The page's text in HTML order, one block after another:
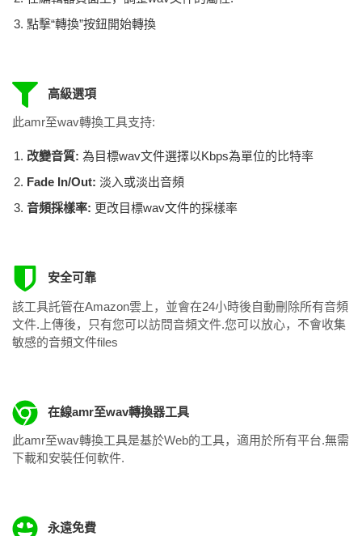
點擊“轉換”按鈕開始轉換
高級選項
此amr至wav轉換工具支持:
改變音質: 為目標wav文件選擇以Kbps為單位的比特率
Fade In/Out: 淡入或淡出音頻
音頻採樣率: 更改目標wav文件的採樣率
安全可靠
該工具託管在Amazon雲上，並會在24小時後自動刪除所有音頻
文件.上傳後，只有您可以訪問音頻文件.您可以放心，不會收集
敏感的音頻文件files
在線amr至wav轉換器工具
此amr至wav轉換工具是基於Web的工具，適用於所有平台.無需
下載和安裝任何軟件.
永遠免費